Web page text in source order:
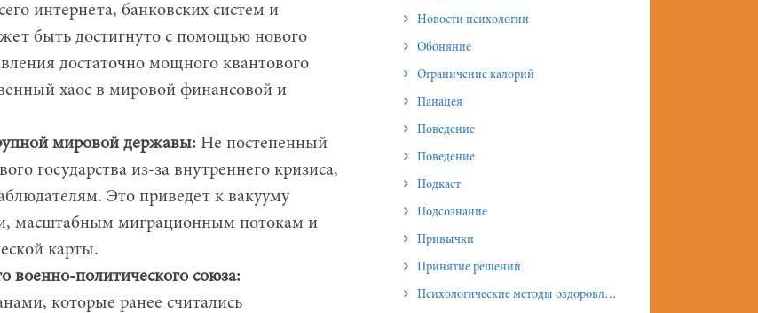
интернета, банковских систем и
быть достигнуто с помощью нового
достаточно мощного квантового
хаос в мировой финансовой и
мировой державы: Не постепенный
государства из-за внутреннего кризиса,
Это приведет к вакууму
масштабным миграционным потокам и
карты.
политического союза:
которые ранее считались
Новости психологии
Обоняние
Ограничение калорий
Панацея
Поведение
Поведение
Подкаст
Подсознание
Привычки
Принятие решений
Психологические методы оздоровления и омоложения